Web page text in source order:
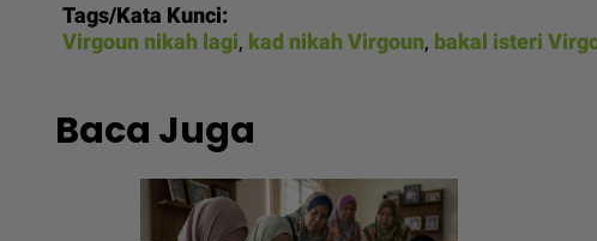
Tags/Kata Kunci:
Virgoun nikah lagi, kad nikah Virgoun, bakal isteri
Baca Juga